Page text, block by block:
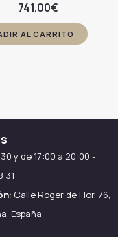
741.00€
AL CARRITO
y de 17:00 a 20:00 -
31
Calle Roger de Flor, 76,
España